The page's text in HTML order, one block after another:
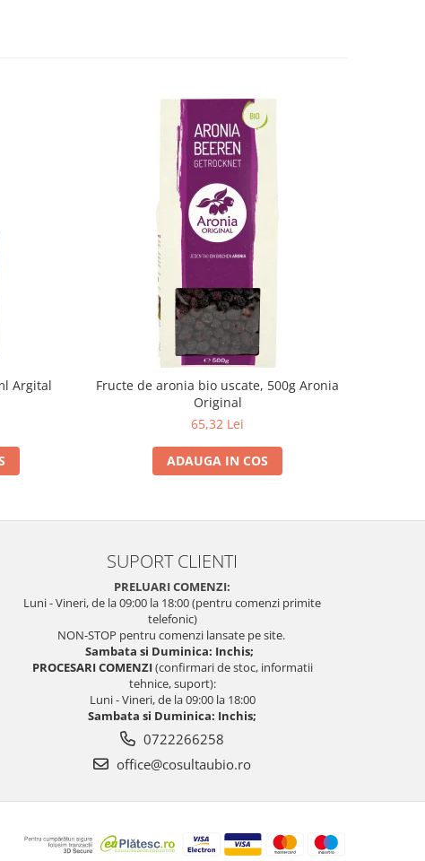
Argital
Fructe de aronia bio uscate, 500g Aronia
Original
65,32 Lei
ADAUGA IN COS
SUPORT CLIENTI
PRELUARI COMENZI:
Luni - Vineri, de la 09:00 la 18:00 (pentru comenzi primite
telefonic)
NON-STOP pentru comenzi lansate pe site.
Sambata si Duminica: Inchis;
PROCESARI COMENZI(confirmari de stoc, informatii
tehnice, suport):
Luni - Vineri, de la 09:00 la 18:00
Sambata si Duminica: Inchis;
0722266258
office@cosultaubio.ro